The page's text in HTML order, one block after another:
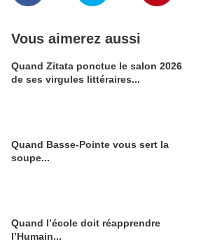
Vous aimerez aussi
Quand Zitata ponctue le salon 2026
de ses virgules littéraires...
Quand Basse-Pointe vous sert la
soupe...
Quand l’école doit réapprendre
l’Humain...